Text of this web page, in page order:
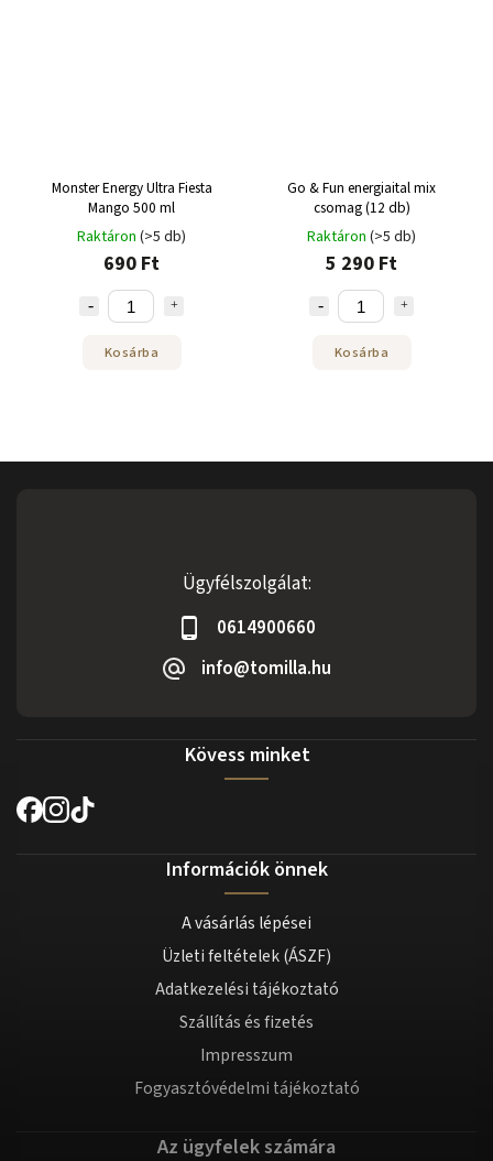
Monster Energy Ultra Fiesta
Mango 500 ml
Raktáron (>5 db)
690 Ft
Kosárba
Go & Fun energiaital mix
csomag (12 db)
Raktáron (>5 db)
5 290 Ft
Kosárba
Ügyfélszolgálat:
0614900660
info@tomilla.hu
Kövess minket
Információk önnek
A vásárlás lépései
Üzleti feltételek (ÁSZF)
Adatkezelési tájékoztató
Szállítás és fizetés
Impresszum
Fogyasztóvédelmi tájékoztató
Az ügyfelek számára